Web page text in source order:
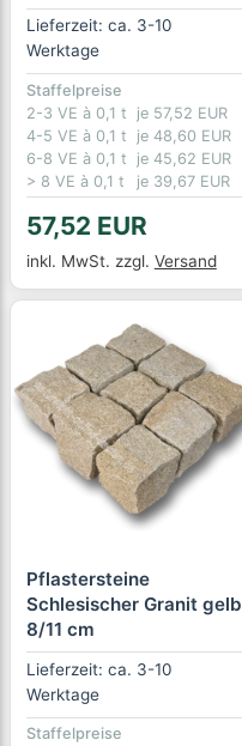
Lieferzeit: ca. 3-10
Werktage
Staffelpreise
2-3 VE à 0,1 t
je 57,52 EUR
4-5 VE à 0,1 t
je 48,60 EUR
6-8 VE à 0,1 t
je 45,62 EUR
> 8 VE à 0,1 t
je 39,67 EUR
57,52 EUR
inkl. MwSt. zzgl. Versand
Pflastersteine
Schlesischer Granit gelb
8/11 cm
Lieferzeit: ca. 3-10
Werktage
Staffelpreise